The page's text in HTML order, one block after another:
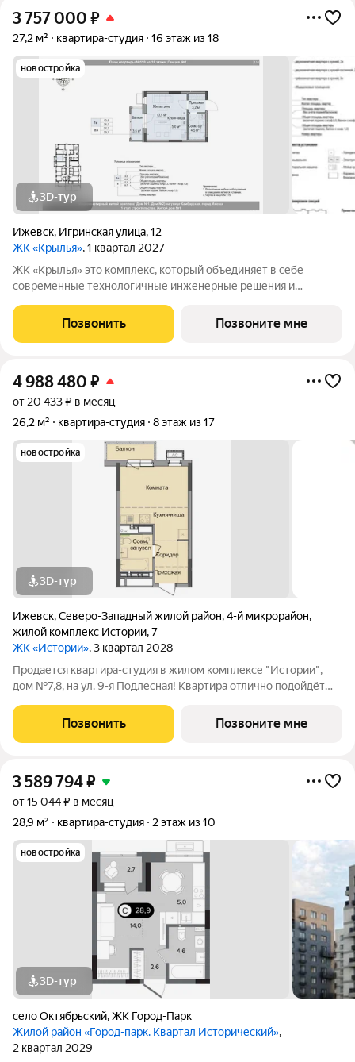
3 757 000 ₽
27,2 м² квартира-студия 16 этаж из 18
новостройка
3D-тур
Ижевск, Игринская улица,12
ЖК «Крылья», 1 квартал 2027
ЖК «Крылья» это комплекс, который объединяет в себе
современные технологичные инженерные решения и
Первомайском районе города Ижевск с развитой
инфраструктурой и активно развивающейся жилой
Позвонить Позвоните мне
4 988 480 ₽
от 20 433 ₽ в месяц
26,2 м²
квартира-студия 8 этаж из 17
новостройка
3D-тур
Ижевск,Северо-Западный жилой район,4-й микрорайон,
жилой комплекс Истории,7
ЖК «Истории», 3 квартал 2028
Продается квартира-студия в жилом комплексе "Истории",
дом №7,8, на ул. 9-я Подлесная! Квартира отлично подойдёт
планирующей начать жить отдельно от родителей. Новый дом
№7,8 Хюгге-квартала
Позвонить Позвоните мне
3 589 794₽
от 15 044 ₽ в месяц
28,9 м²
квартира-студия 2 этаж из 10
новостройка
3D-тур
село Октябрьский,ЖК Город-Парк
Жилой район «Город-парк. Квартал Исторический»,
2 квартал 2029